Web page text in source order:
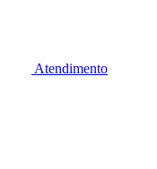
Atendimento